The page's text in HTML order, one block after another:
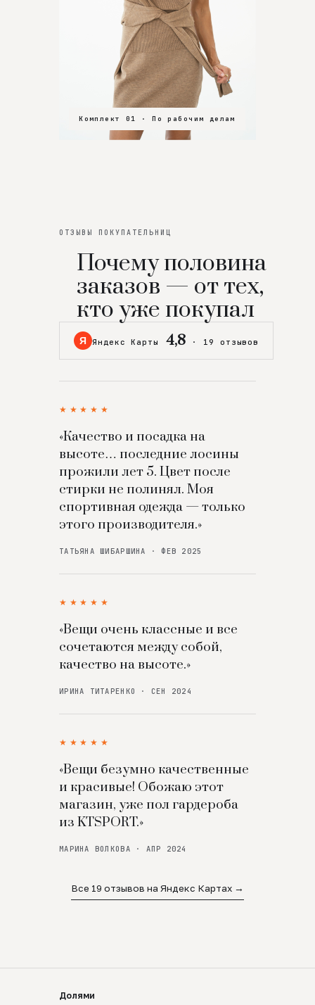
Комплект 01 · По рабочим делам
Комплект 02 · В зал
Комплект 03 · На особенный вечер
ОТЗЫВЫ ПОКУПАТЕЛЬНИЦ
Почему половина
заказов — от тех,
кто уже покупал
Я Яндекс Карты 4,8 · 19 отзывов
★★★★★
«Качество и посадка на
высоте… последние лосины
прожили лет 5. Цвет после
стирки не полинял. Моя
спортивная одежда — только
этого производителя.»
ТАТЬЯНА ШИБАРШИНА · ФЕВ 2025
★★★★★
«Вещи очень классные и все
сочетаются между собой,
качество на высоте.»
ИРИНА ТИТАРЕНКО · СЕН 2024
★★★★★
«Вещи безумно качественные
и красивые! Обожаю этот
магазин, уже пол гардероба
из KTSPORT.»
МАРИНА ВОЛКОВА · АПР 2024
Все 19 отзывов на Яндекс Картах →
Долями